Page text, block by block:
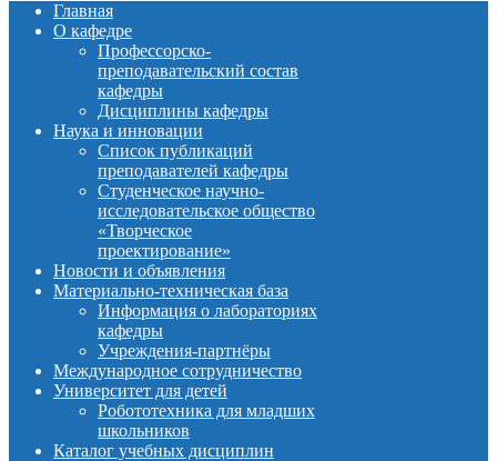
Главная
О кафедре
Профессорско-
преподавательский состав
кафедры
Дисциплины кафедры
Наука и инновации
Список публикаций
преподавателей кафедры
Студенческое научно-
исследовательское общество
«Творческое
проектирование»
Новости и объявления
Материально-техническая база
Информация о лабораториях
кафедры
Учреждения-партнёры
Международное сотрудничество
Университет для детей
Робототехника для младших
школьников
Каталог учебных дисциплин